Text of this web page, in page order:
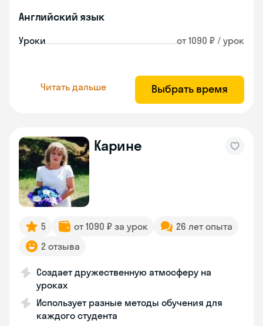
Английский язык
Уроки от 1090 ₽ / урок
Читать дальше Выбрать время
Карине
5 от 1090 ₽ за урок
26 лет опыта
2 отзыва
Создает дружественную атмосферу на
уроках
Использует разные методы обучения для
каждого студента